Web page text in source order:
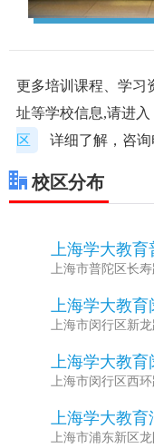
更多培训课程、学习
址等学校信息,请进入
区
详细了解，咨询
校区分布
上海学大教
上海市普陀区长
上海学大教
上海市闵行区新
上海学大教
上海市闵行区西
上海学大教
上海市浦东新区